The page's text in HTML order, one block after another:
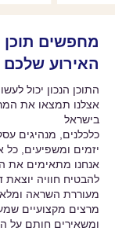
מחפשים
האירוע
התוכן הנכון יכול
אצלנו תמצאו את
בישראל
כלכלנים, מנהיגים
יזמים ומשפיעים,
אנחנו מתאימים את
להבטיח חוויה יוצאת
מעוררת השראה
מרצים מקצועיים
ומשאירים חותם על